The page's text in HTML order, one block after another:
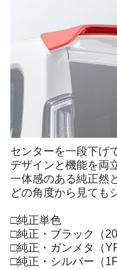
センターを一段下げ
デザインと機能を両
一体感のある純正然
どの角度から見ても
□純正単色
□純正・ブラック（
□純正・ガンメタ（
□純正・シルバー（